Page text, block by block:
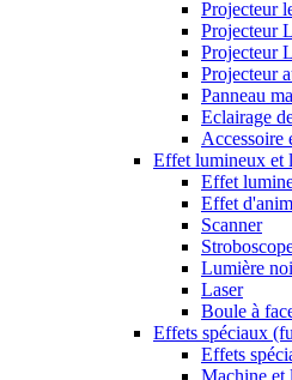
Projecteur
Projecteur
Projecteur
Projecteur
Panneau
Eclairage
Accessoire
Effet lumineux et
Effet
Effet
Scanner
Lumière
Laser
Boule à
Effets spéciaux
Effets
Machine et